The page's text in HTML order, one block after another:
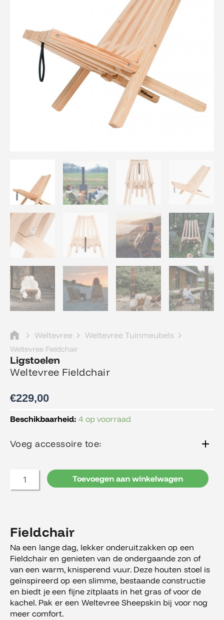
Weltevree Weltevree Tuinmeubels
Weltevree Fieldchair
Ligstoelen
Weltevree Fieldchair
€229,00
Beschikbaarheid: 4 op voorraad
Voeg accessoire toe:
Weltevree
Toevoegen aan winkelwagen
Fieldchair
Na een lange dag, lekker onderuitzakken op een
Fieldchair en genieten van de ondergaande zon of
van een warm, knisperend vuur. Deze houten stoel is
geïnspireerd op een slimme, bestaande constructie
en biedt je een fijne zitplaats in het gras of voor de
kachel. Pak er een Weltevree Sheepskin bij voor nog
meer comfort.